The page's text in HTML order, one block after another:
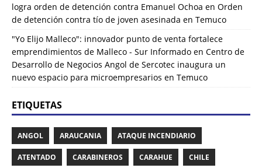
logra orden de detención contra Emanuel Ochoa en Orden
de detención contra tío de joven asesinada en Temuco
"Yo Elijo Malleco": innovador punto de venta fortalece
emprendimientos de Malleco - Sur Informado en Centro de
Desarrollo de Negocios Angol de Sercotec inaugura un
nuevo espacio para microempresarios en Temuco
ETIQUETAS
ANGOL ARAUCANIA ATAQUE INCENDIARIO
ATENTADO CARABINEROS CARAHUE CHILE